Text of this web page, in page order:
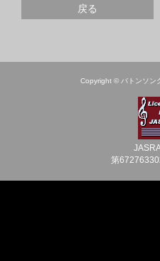
戻る
Copyright © バトンソン
第